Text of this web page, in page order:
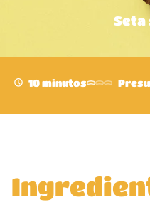
Seta
10 minutos